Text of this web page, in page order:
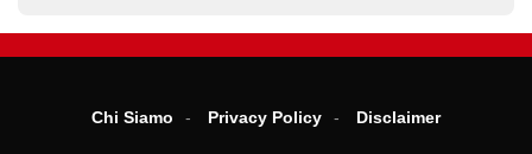
Chi Siamo Privacy Policy Disclaimer